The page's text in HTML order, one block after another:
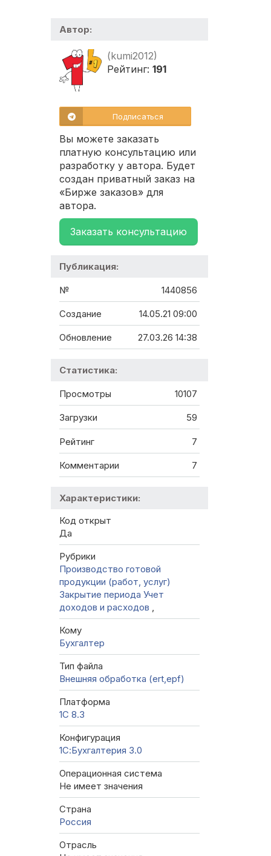
Автор:
(kumi2012)
Рейтинг: 191
Подписаться
Вы можете заказать
платную консультацию или
разработку у автора. Будет
создан приватный заказ на
«Бирже заказов» для
автора.
Заказать консультацию
Публикация:
№ 1440856
Создание 14.05.21 09:00
Обновление 27.03.26 14:38
Статистика:
Просмотры 10107
Загрузки 59
Рейтинг 7
Комментарии 7
Характеристики:
Код открыт
Да
Рубрики
Производство готовой
продукции (работ, услуг)
Закрытие периода Учет
доходов и расходов ,
Кому
Бухгалтер
Тип файла
Внешняя обработка (ert,epf)
Платформа
1С 8.3
Конфигурация
1С:Бухгалтерия 3.0
Операционная система
Не имеет значения
Страна
Россия
Отрасль